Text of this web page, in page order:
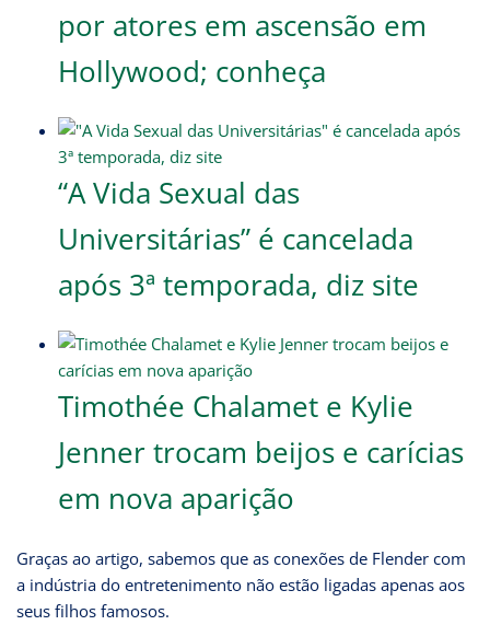
por atores em ascensão em
Hollywood; conheça
“A Vida Sexual das
Universitárias” é cancelada
após 3ª temporada, diz site
Timothée Chalamet e Kylie
Jenner trocam beijos e carícias
em nova aparição
Graças ao artigo, sabemos que as conexões de Flender com
a indústria do entretenimento não estão ligadas apenas aos
seus filhos famosos.